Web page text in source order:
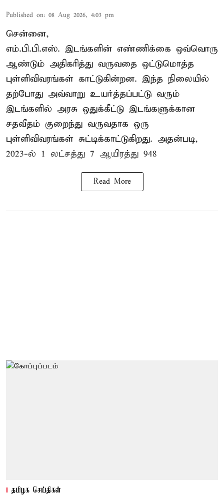
Published on: 08 Aug 2026, 4:03 pm
சென்னை,
எம்.பி.பி.எஸ். இடங்களின் எண்ணிக்கை ஒவ்வொரு
ஆண்டும் அதிகரித்து வருவதை ஒட்டுமொத்த
புள்ளிவிவரங்கள் காட்டுகின்றன. இந்த நிலையில்
தற்போது அவ்வாறு உயர்த்தப்பட்டு வரும்
இடங்களில் அரசு ஒதுக்கீட்டு இடங்களுக்கான
சதவீதம் குறைந்து வருவதாக ஒரு
புள்ளிவிவரங்கள் சுட்டிக்காட்டுகிறது. அதன்படி,
2023-ல் 1 லட்சத்து 7 ஆயிரத்து 948
Read More
தமிழக செய்திகள்